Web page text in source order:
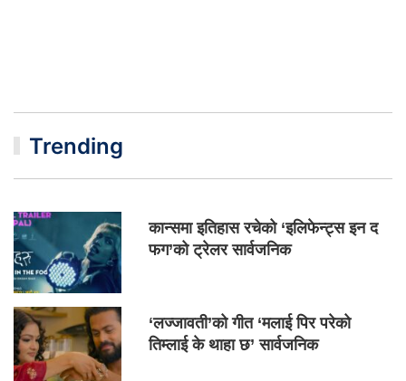
Trending
कान्समा इतिहास रचेको ‘इलिफेन्ट्स इन द
फग’को ट्रेलर सार्वजनिक
‘लज्जावती’को गीत ‘मलाई पिर परेको
तिम्लाई के थाहा छ’ सार्वजनिक